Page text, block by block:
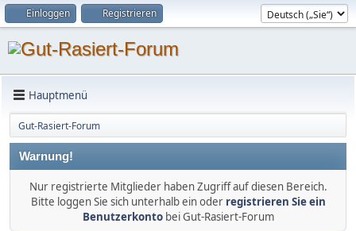
Einloggen Registrieren
Hauptmenü
Gut-Rasiert-Forum
Warnung!
Nur registrierte Mitglieder haben Zugriff auf diesen Bereich.
Bitte loggen Sie sich unterhalb ein oder registrieren Sie ein
Benutzerkontobei Gut-Rasiert-Forum